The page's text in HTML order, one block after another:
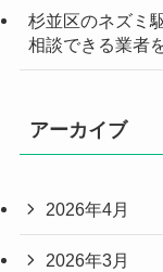
杉並区のネズミ
相談できる業者
アーカイブ
2026年4月
2026年3月